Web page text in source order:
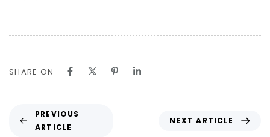
SHARE ON
PREVIOUS
ARTICLE
NEXT ARTICLE